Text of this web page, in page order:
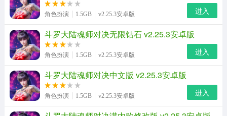
角色扮演 1.5GB v2.25.3安卓版 进入
斗罗大陆魂师对决无限钻石 v2.25.3安卓版
角色扮演 1.5GB v2.25.3安卓版 进入
斗罗大陆魂师对决中文版 v2.25.3安卓版
角色扮演 1.5GB v2.25.3安卓版 进入